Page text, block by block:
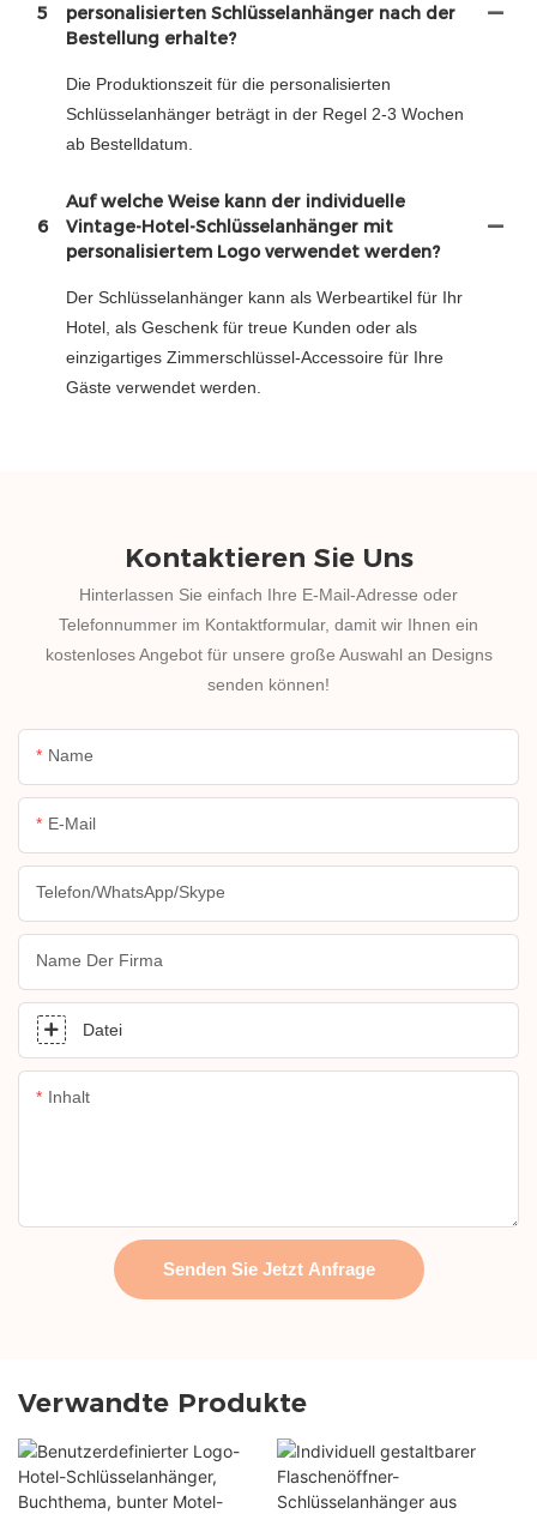
5
personalisierten Schlüsselanhänger nach der
Bestellung erhalte?
Die Produktionszeit für die personalisierten
Schlüsselanhänger beträgt in der Regel 2-3 Wochen
ab Bestelldatum.
6
Auf welche Weise kann der individuelle
Vintage-Hotel-Schlüsselanhänger mit
personalisiertem Logo verwendet werden?
Der Schlüsselanhänger kann als Werbeartikel für Ihr
Hotel, als Geschenk für treue Kunden oder als
einzigartiges Zimmerschlüssel-Accessoire für Ihre
Gäste verwendet werden.
Kontaktieren Sie Uns
Hinterlassen Sie einfach Ihre E-Mail-Adresse oder
Telefonnummer im Kontaktformular, damit wir Ihnen ein
kostenloses Angebot für unsere große Auswahl an Designs
senden können!
Name
E-Mail
Telefon/WhatsApp/Skype
Name Der Firma
Datei
Inhalt
Senden Sie Jetzt Anfrage
Verwandte Produkte